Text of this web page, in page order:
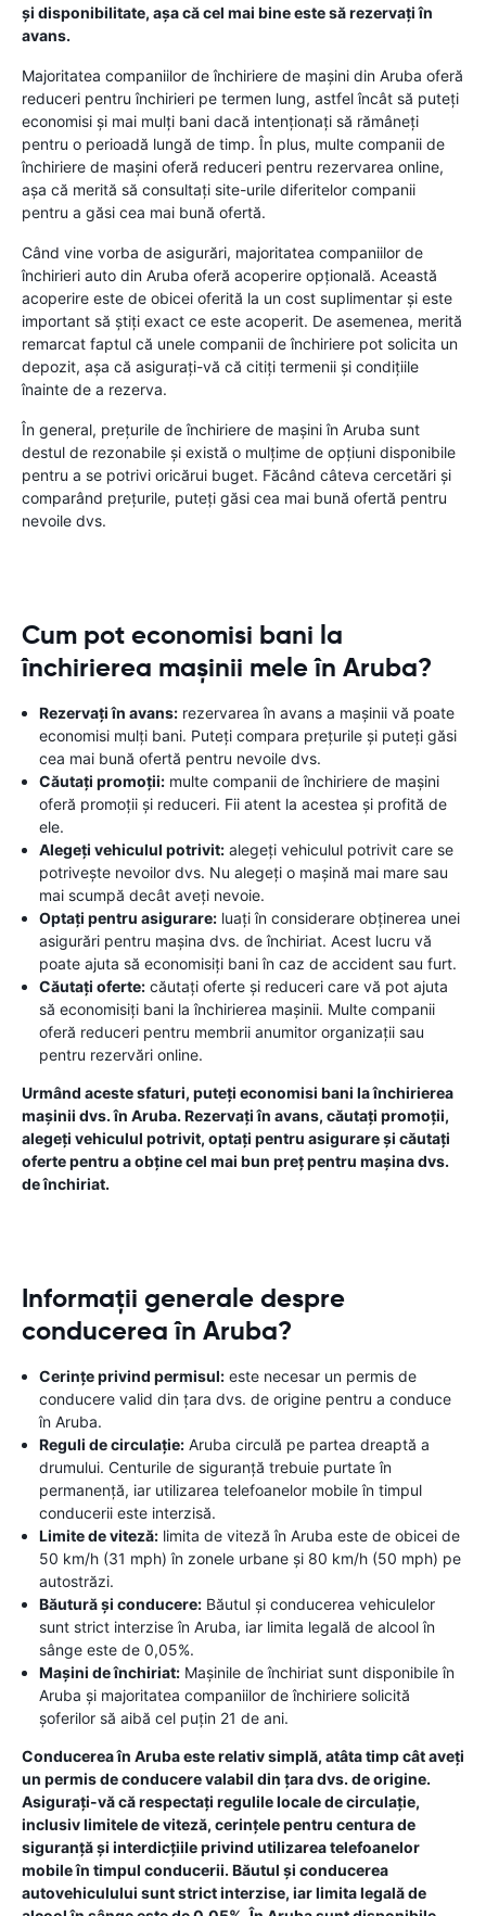
și disponibilitate, așa că cel mai bine este să rezervați în
avans.
Majoritatea companiilor de închiriere de mașini din Aruba oferă
reduceri pentru închirieri pe termen lung, astfel încât să puteți
economisi și mai mulți bani dacă intenționați să rămâneți
pentru o perioadă lungă de timp. În plus, multe companii de
închiriere de mașini oferă reduceri pentru rezervarea online,
așa că merită să consultați site-urile diferitelor companii
pentru a găsi cea mai bună ofertă.
Când vine vorba de asigurări, majoritatea companiilor de
închirieri auto din Aruba oferă acoperire opțională. Această
acoperire este de obicei oferită la un cost suplimentar și este
important să știți exact ce este acoperit. De asemenea, merită
remarcat faptul că unele companii de închiriere pot solicita un
depozit, așa că asigurați-vă că citiți termenii și condițiile
înainte de a rezerva.
În general, prețurile de închiriere de mașini în Aruba sunt
destul de rezonabile și există o mulțime de opțiuni disponibile
pentru a se potrivi oricărui buget. Făcând câteva cercetări și
comparând prețurile, puteți găsi cea mai bună ofertă pentru
nevoile dvs.
Cum pot economisi bani la
închirierea mașinii mele în Aruba?
Rezervați în avans: rezervarea în avans a mașinii vă poate
economisi mulți bani. Puteți compara prețurile și puteți găsi
cea mai bună ofertă pentru nevoile dvs.
Căutați promoții: multe companii de închiriere de mașini
oferă promoții și reduceri. Fii atent la acestea și profită de
ele.
Alegeți vehiculul potrivit: alegeți vehiculul potrivit care se
potrivește nevoilor dvs. Nu alegeți o mașină mai mare sau
mai scumpă decât aveți nevoie.
Optați pentru asigurare: luați în considerare obținerea unei
asigurări pentru mașina dvs. de închiriat. Acest lucru vă
poate ajuta să economisiți bani în caz de accident sau furt.
Căutați oferte: căutați oferte și reduceri care vă pot ajuta
să economisiți bani la închirierea mașinii. Multe companii
oferă reduceri pentru membrii anumitor organizații sau
pentru rezervări online.
Urmând aceste sfaturi, puteți economisi bani la închirierea
mașinii dvs. în Aruba. Rezervați în avans, căutați promoții,
alegeți vehiculul potrivit, optați pentru asigurare și căutați
oferte pentru a obține cel mai bun preț pentru mașina dvs.
de închiriat.
Informații generale despre
conducerea în Aruba?
Cerințe privind permisul: este necesar un permis de
conducere valid din țara dvs. de origine pentru a conduce
în Aruba.
Reguli de circulație: Aruba circulă pe partea dreaptă a
drumului. Centurile de siguranță trebuie purtate în
permanență, iar utilizarea telefoanelor mobile în timpul
conducerii este interzisă.
Limite de viteză: limita de viteză în Aruba este de obicei de
50 km/h (31 mph) în zonele urbane și 80 km/h (50 mph) pe
autostrăzi.
Băutură și conducere: Băutul și conducerea vehiculelor
sunt strict interzise în Aruba, iar limita legală de alcool în
sânge este de 0,05%.
Mașini de închiriat: Mașinile de închiriat sunt disponibile în
Aruba și majoritatea companiilor de închiriere solicită
șoferilor să aibă cel puțin 21 de ani.
Conducerea în Aruba este relativ simplă, atâta timp cât aveți
un permis de conducere valabil din țara dvs. de origine.
Asigurați-vă că respectați regulile locale de circulație,
inclusiv limitele de viteză, cerințele pentru centura de
siguranță și interdicțiile privind utilizarea telefoanelor
mobile în timpul conducerii. Băutul și conducerea
autovehiculului sunt strict interzise, ​​iar limita legală de